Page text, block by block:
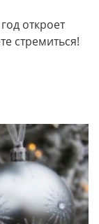
откроет
стремиться!